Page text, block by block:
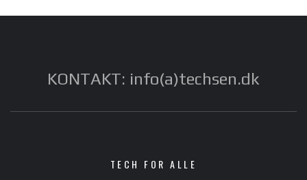
KONTAKT: info(a)techsen.dk
TECH FOR ALLE